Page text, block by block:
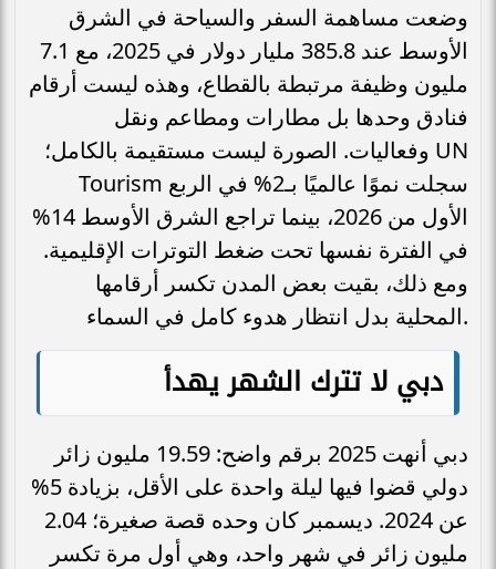
وضعت مساهمة السفر والسياحة في الشرق
الأوسط عند 385.8 مليار دولار في 2025، مع 7.1
مليون وظيفة مرتبطة بالقطاع، وهذه ليست أرقام
فنادق وحدها بل مطارات ومطاعم ونقل
وفعاليات. الصورة ليست مستقيمة بالكامل؛ UN
Tourism سجلت نموًا عالميًا بـ2% في الربع
الأول من 2026، بينما تراجع الشرق الأوسط 14%
في الفترة نفسها تحت ضغط التوترات الإقليمية.
ومع ذلك، بقيت بعض المدن تكسر أرقامها
المحلية بدل انتظار هدوء كامل في السماء.
دبي لا تترك الشهر يهدأ
دبي أنهت 2025 برقم واضح: 19.59 مليون زائر
دولي قضوا فيها ليلة واحدة على الأقل، بزيادة 5%
عن 2024. ديسمبر كان وحده قصة صغيرة؛ 2.04
مليون زائر في شهر واحد، وهي أول مرة تكسر